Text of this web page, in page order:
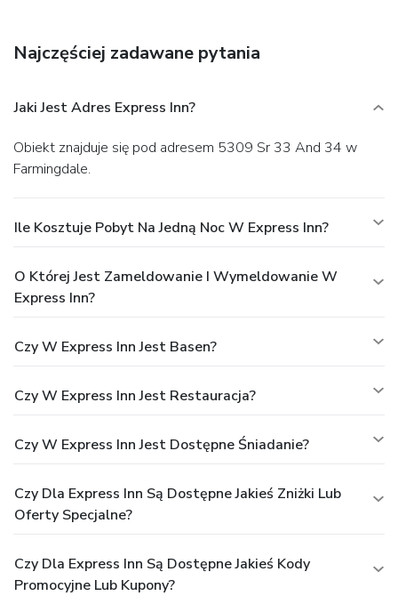
Najczęściej zadawane pytania
Jaki Jest Adres Express Inn?
Obiekt znajduje się pod adresem 5309 Sr 33 And 34 w
Farmingdale.
Ile Kosztuje Pobyt Na Jedną Noc W Express Inn?
O Której Jest Zameldowanie I Wymeldowanie W
Express Inn?
Czy W Express Inn Jest Basen?
Czy W Express Inn Jest Restauracja?
Czy W Express Inn Jest Dostępne Śniadanie?
Czy Dla Express Inn Są Dostępne Jakieś Zniżki Lub
Oferty Specjalne?
Czy Dla Express Inn Są Dostępne Jakieś Kody
Promocyjne Lub Kupony?